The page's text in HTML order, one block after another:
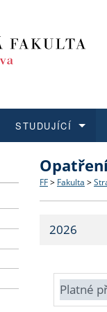
Struktura
Strategie
Fakultní
Co
Učitelské
STUDUJÍCÍ
O vědě a
Aktuální
FF > Fakulta >
2026
Platné